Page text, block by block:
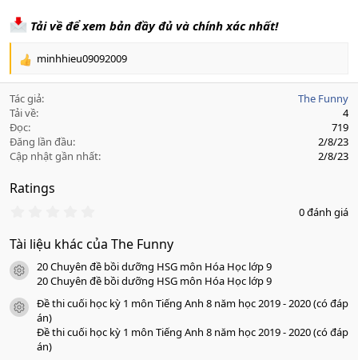
Tải về để xem bản đầy đủ và chính xác nhất!
R
e
a
c
t
i
o
n
:
minhhieu09092009
Tác giả
The Funny
Tải về
4
Đọc
719
Đăng lần đầu
2/8/23
Cập nhật gần nhất
2/8/23
Ratings
0
0
s
a
o
0 đánh giá
Tài liệu khác của The Funny
icon tài liệu
20 Chuyên đề bồi dưỡng HSG môn Hóa Học lớp 9
20 Chuyên đề bồi dưỡng HSG môn Hóa Học lớp 9
icon tài liệu
Đề thi cuối học kỳ 1 môn Tiếng Anh 8 năm học 2019 - 2020 (có đáp
án)
Đề thi cuối học kỳ 1 môn Tiếng Anh 8 năm học 2019 - 2020 (có đáp
án)